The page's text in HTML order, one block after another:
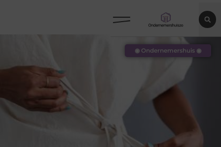
◉ Ondernemershuis ◉